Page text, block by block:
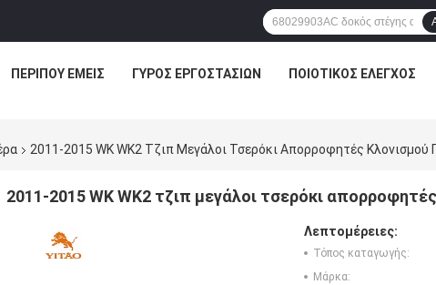
ΠΕΡΊΠΟΥ ΕΜΕΊΣ ΓΎΡΟΣ ΕΡΓΟΣΤΑΣΊΩΝ ΠΟΙΟΤΙΚΌΣ ΈΛΕΓΧΟΣ
2011-2015 WK WK2 Τζιπ Μεγάλοι Τσερόκι Απορροφητές Κλονισμού
2011-2015 WK WK2 τζιπ μεγάλοι τσερόκι
Λεπτομέρειες:
Τόπος καταγωγής:
Μάρκα: